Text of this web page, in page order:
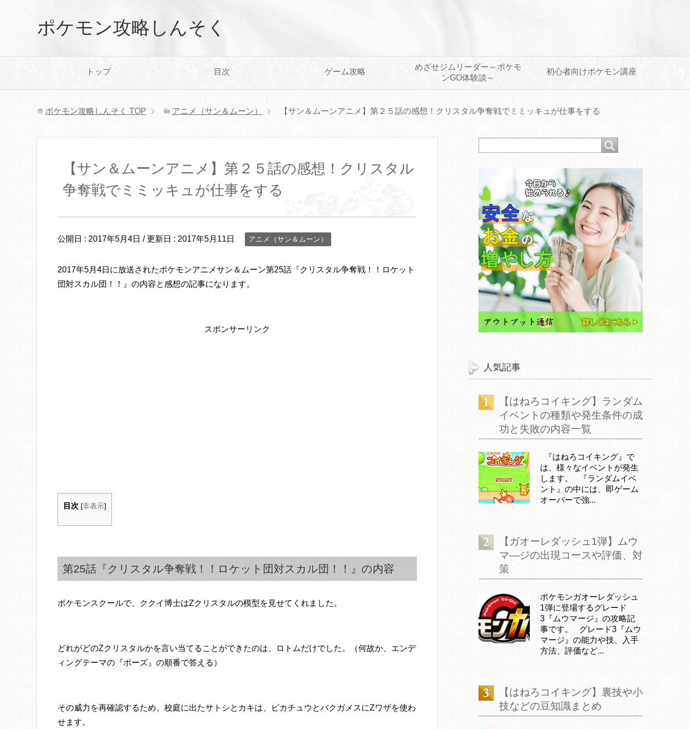
ポケモン攻略しんそく
トップ 目次 ゲーム攻略
めざせジムリーダー～ポケモ
ンGO体験談～
初心者向けポケモン講座
ポケモン攻略しんそく TOP アニメ（サン＆ムーン） 【サン＆ムーンアニメ】第２５話の感想！クリスタル争奪戦でミミッキュが仕事をする
【サン＆ムーンアニメ】第２５話の感想！クリスタル
争奪戦でミミッキュが仕事をする
公開日 : 2017年5月4日 / 更新日 : 2017年5月11日 アニメ（サン＆ムーン）
2017年5月4日に放送されたポケモンアニメサン＆ムーン第25話『クリスタル争奪戦！！ロケット
団対スカル団！！』の内容と感想の記事になります。
スポンサーリンク
目次 [非表示]
第25話『クリスタル争奪戦！！ロケット団対スカル団！！』の内容
ポケモンスクールで、ククイ博士はZクリスタルの模型を見せてくれました。
どれがどのZクリスタルかを言い当てることができたのは、ロトムだけでした。（何故か、エンデ
ィングテーマの『ポーズ』の順番で答える）
その威力を再確認するため、校庭に出たサトシとカキは、ピカチュウとバクガメスにZワザを使わ
せます。
人気記事
【はねろコイキング】ランダム
イベントの種類や発生条件の成
功と失敗の内容一覧
『はねろコイキング』で
は、様々なイベントが発生
します。 『ランダムイベ
ント』の中には、即ゲーム
オーバーで強...
【ガオーレダッシュ1弾】ムウ
マ―ジの出現コースや評価、対
策
ポケモンガオーレダッシュ
1弾に登場するグレード
3『ムウマージ』の攻略記
事です。 グレード3『ムウ
マージ』の能力や技、入手
方法、評価など...
【はねろコイキング】裏技や小
技などの豆知識まとめ